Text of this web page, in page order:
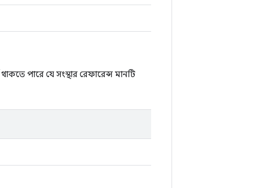
পারে যে সংস্থার রেফারেন্স মানটি